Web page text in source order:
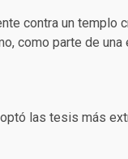
contra un templo
como parte de
las tesis más